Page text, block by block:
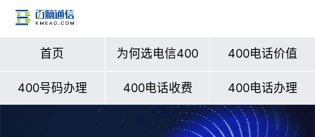
首页 为何选电信400 400电话价值
400号码办理 400电话收费 400电话办理